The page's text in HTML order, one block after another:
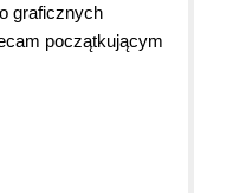
graficznych
początkującym